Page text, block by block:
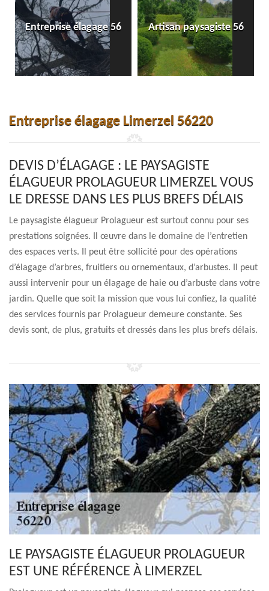
Entreprise élagage 56 Artisan paysagiste 56
Entreprise élagage Limerzel 56220
DEVIS D’ÉLAGAGE : LE PAYSAGISTE
ÉLAGUEUR PROLAGUEUR LIMERZEL VOUS
LE DRESSE DANS LES PLUS BREFS DÉLAIS
Le paysagiste élagueur Prolagueur est surtout connu pour ses
prestations soignées. Il œuvre dans le domaine de l’entretien
des espaces verts. Il peut être sollicité pour des opérations
d’élagage d’arbres, fruitiers ou ornementaux, d’arbustes. Il peut
aussi intervenir pour un élagage de haie ou d’arbuste dans votre
jardin. Quelle que soit la mission que vous lui confiez, la qualité
des services fournis par Prolagueur demeure constante. Ses
devis sont, de plus, gratuits et dressés dans les plus brefs délais.
LE PAYSAGISTE ÉLAGUEUR PROLAGUEUR
EST UNE RÉFÉRENCE À LIMERZEL